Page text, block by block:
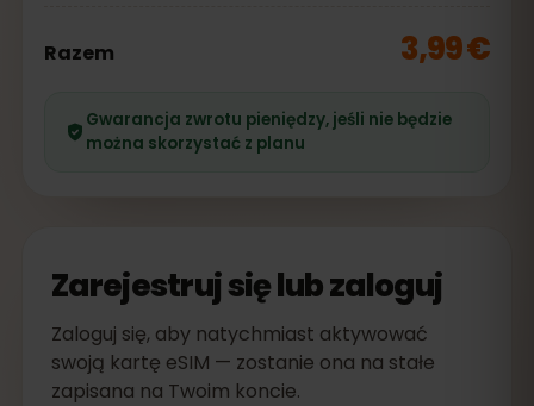
Razem 3,99 €
Gwarancja zwrotu pieniędzy, jeśli nie będzie
można skorzystać z planu
Zarejestruj się lub zaloguj
Zaloguj się, aby natychmiast aktywować
swoją kartę eSIM — zostanie ona na stałe
zapisana na Twoim koncie.